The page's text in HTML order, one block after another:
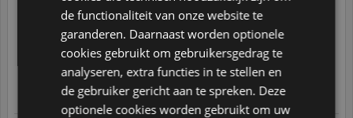
09.07.2026 om 07:21 uur
Top producten voor een goede prijs, snelle levering en stevig
verpakt. Super tevreden! Ik zal hier zeker weer bestellen zodra
mijn homegym toe is aan een verdere upgrade.
10 / 10
Translate
GERMAN
ITALIAN
POLISH
PORTUGUESE
de functionaliteit van onze website te
garanderen. Daarnaast worden optionele
cookies gebruikt om gebruikersgedrag te
analyseren, extra functies in te stellen en
de gebruiker gericht aan te spreken. Deze
optionele cookies worden gebruikt om uw